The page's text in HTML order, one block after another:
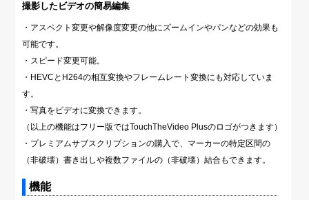
撮影したビデオの簡易編集
・アスペクト変更や解像度変更の他にズームインやパンなどの効果も
可能です。
・スピード変更可能。
・HEVCとH264の相互変換やフレームレート変換にも対応していま
す。
・写真をビデオに変換できます。
（以上の機能はフリー版ではTouchTheVideo Plusのロゴがつきます）
・プレミアムサブスクリプションの購入で、マーカーの特定区間の
（非破壊）書き出しや複数ファイルの（非破壊）結合もできます。
機能